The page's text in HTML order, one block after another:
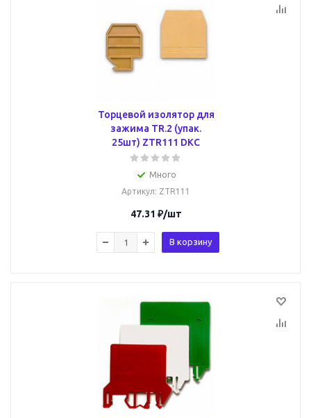
Торцевой изолятор для
зажима TR.2 (упак.
25шт) ZTR111 DKC
Много
Артикул: ZTR111
47.31 ₽/шт
В корзину